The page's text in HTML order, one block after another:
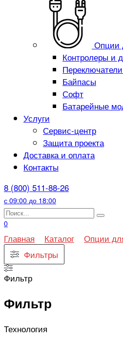
Опции
Контролеры и
Переключатели
Байпасы
Софт
Батарейные
Услуги
Сервис-центр
Защита проекта
Доставка и оплата
Контакты
8 (800) 511-88-26
с 09:00 до 18:00
Search
for:
0
Главная Каталог
Опции
Фильтры
Фильтр
Фильтр
Технология